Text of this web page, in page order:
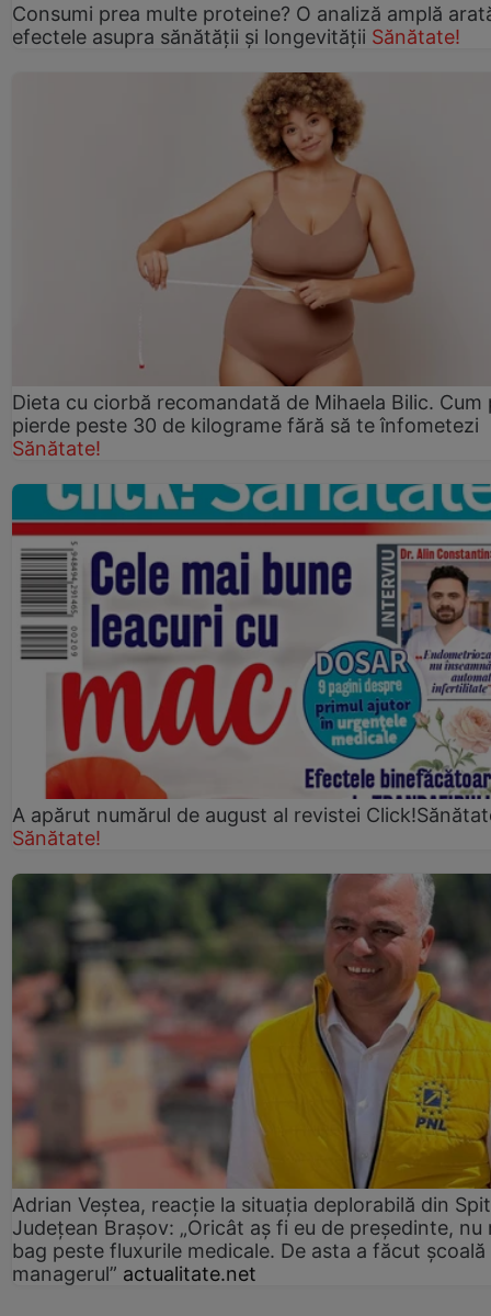
Consumi prea multe proteine? O analiză amplă
efectele asupra sănătății și longevității Sănătate!
Dieta cu ciorbă recomandată de Mihaela Bilic. Cum
pierde peste 30 de kilograme fără să te înfometezi
Sănătate!
A apărut numărul de august al revistei
Sănătate!
Adrian Veștea, reacție la situația deplorabilă din
Județean Brașov: „Oricât aș fi eu de președinte, nu
bag peste fluxurile medicale. De asta a făcut școală
managerul” actualitate.net